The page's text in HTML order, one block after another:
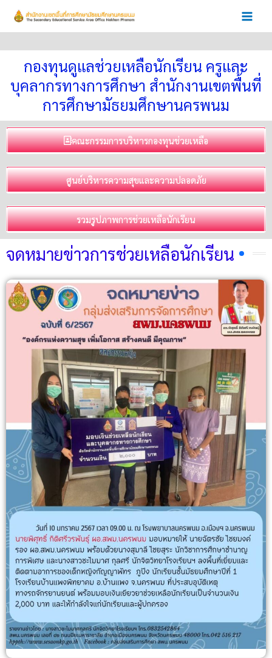
content
กองทุนดูแลช่วยเหลือนักเรียน ครูและ
บุคลากรทางการศึกษา สำนักงานเขตพื้นที่
การศึกษามัธยมศึกษานครพนม
คณะกรรมการบริหารกองทุนช่วยเหลือ
ศูนย์บริหารความสุขและความปลอดภัย
รวมรูปภาพการช่วยเหลือนักเรียน
จดหมายข่าวการช่วยเหลือนักเรียน